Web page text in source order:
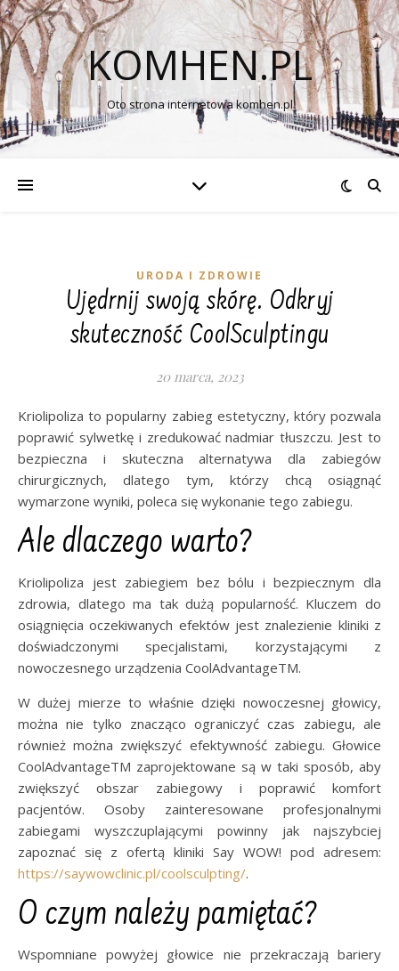
KOMHEN.PL
Oto strona internetowa komhen.pl
URODA I ZDROWIE
Ujędrnij swoją skórę. Odkryj
skuteczność CoolSculptingu
20 marca, 2023
Kriolipoliza to popularny zabieg estetyczny, który pozwala
poprawić sylwetkę i zredukować nadmiar tłuszczu. Jest to
bezpieczna i skuteczna alternatywa dla zabiegów
chirurgicznych, dlatego tym, którzy chcą osiągnąć
wymarzone wyniki, poleca się wykonanie tego zabiegu.
Ale dlaczego warto?
Kriolipoliza jest zabiegiem bez bólu i bezpiecznym dla
zdrowia, dlatego ma tak dużą popularność. Kluczem do
osiągnięcia oczekiwanych efektów jest znalezienie kliniki z
doświadczonymi specjalistami, korzystającymi z
nowoczesnego urządzenia CoolAdvantageTM.
W dużej mierze to właśnie dzięki nowoczesnej głowicy,
można nie tylko znacząco ograniczyć czas zabiegu, ale
również można zwiększyć efektywność zabiegu. Głowice
CoolAdvantageTM zaprojektowane są w taki sposób, aby
zwiększyć obszar zabiegowy i poprawić komfort
pacjentów. Osoby zainteresowane profesjonalnymi
zabiegami wyszczuplającymi powinny jak najszybciej
zapoznać się z ofertą kliniki Say WOW! pod adresem:
https://saywowclinic.pl/coolsculpting/.
O czym należy pamiętać?
Wspomniane powyżej głowice nie przekraczają bariery